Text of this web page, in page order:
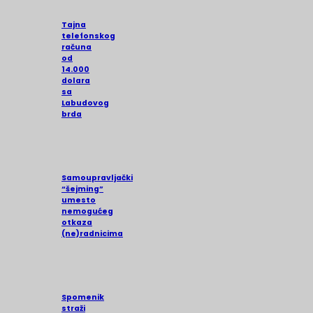
Tajna
telefonskog
računa
od
14.000
dolara
sa
Labudovog
brda
Samoupravljački
“šejming”
umesto
nemogućeg
otkaza
(ne)radnicima
Spomenik
straži